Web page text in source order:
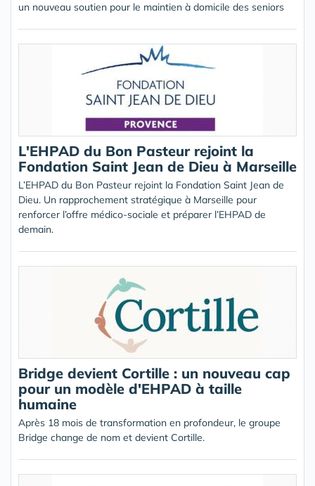
un nouveau soutien pour le maintien à domicile des seniors
L'EHPAD du Bon Pasteur rejoint la
Fondation Saint Jean de Dieu à Marseille
L’EHPAD du Bon Pasteur rejoint la Fondation Saint Jean de
Dieu. Un rapprochement stratégique à Marseille pour
renforcer l’offre médico-sociale et préparer l’EHPAD de
demain.
Bridge devient Cortille : un nouveau cap
pour un modèle d'EHPAD à taille
humaine
Après 18 mois de transformation en profondeur, le groupe
Bridge change de nom et devient Cortille.